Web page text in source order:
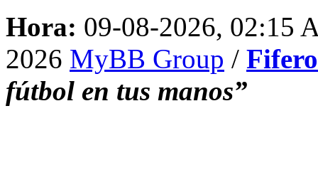
Hora: 09-08-2026, 02:15
2026 MyBB Group /
fútbol en tus manos”